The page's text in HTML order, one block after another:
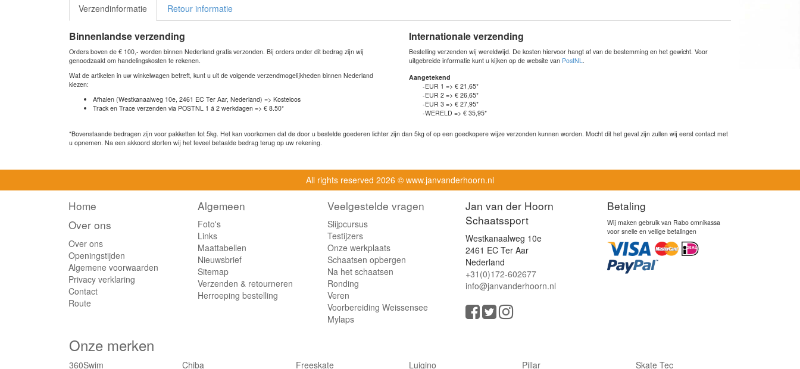
Verzendinformatie Retour informatie
Binnenlandse verzending
Orders boven de € 100,- worden binnen Nederland gratis verzonden. Bij orders onder dit bedrag zijn wij
genoodzaakt om handelingskosten te rekenen.
Wat de artikelen in uw winkelwagen betreft, kunt u uit de volgende verzendmogelijkheden binnen Nederland
kiezen:
Afhalen (Westkanaalweg 10e, 2461 EC Ter Aar, Nederland) => Kosteloos
Track en Trace verzenden via POSTNL 1 á 2 werkdagen => € 8.50*
Internationale verzending
Bestelling verzenden wij wereldwijd. De kosten hiervoor hangt af van de bestemming en het gewicht. Voor
uitgebreide informatie kunt u kijken op de website van PostNL
Aangetekend
-EUR 1 => € 21,65*
-EUR 2 => € 26,65*
-EUR 3 => € 27,95*
-WERELD => € 35,95*
*Bovenstaande bedragen zijn voor pakketten tot 5kg. Het kan voorkomen dat de door u bestelde goederen lichter zijn dan 5kg of op een goedkopere wijze verzonden kunnen worden. Mocht dit het geval zijn zullen wij eerst contact met
u opnemen. Na een akkoord storten wij het teveel betaalde bedrag terug op uw rekening.
All rights reserved 2026 © www.janvanderhoorn.nl
Home
Over ons
Over ons
Openingstijden
Algemene voorwaarden
Privacy verklaring
Contact
Route
Algemeen
Foto's
Links
Maattabellen
Nieuwsbrief
Sitemap
Verzenden & retourneren
Herroeping bestelling
Veelgestelde vragen
Slijpcursus
Testijzers
Onze werkplaats
Schaatsen opbergen
Na het schaatsen
Ronding
Veren
Voorbereiding Weissensee
Mylaps
Jan van der Hoorn
Schaatssport
Westkanaalweg 10e
2461 EC Ter Aar
Nederland
+31(0)172-602677
info@janvanderhoorn.nl
Betaling
Wij maken gebruik van Rabo omnikassa
voor snelle en veilige betalingen
Onze merken
360Swim Chiba Freeskate Luigino Pillar Skate Tec